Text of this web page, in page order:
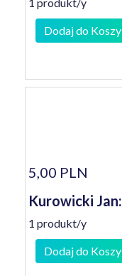
Dodaj do
5,00 PLN
Kurowicki
1 produkt/y
Dodaj do